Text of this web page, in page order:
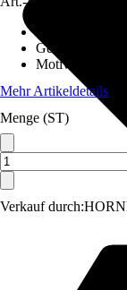
Verkauf durch:
Gewicht
Motivkategorie
Mehr Artikeldetails
Menge (ST)